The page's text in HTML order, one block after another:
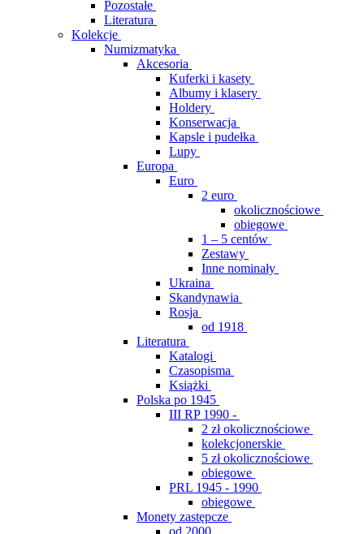
Pozostałe
Literatura
Kolekcje
Numizmatyka
Akcesoria
Kuferki i kasety
Albumy i klasery
Holdery
Konserwacja
Kapsle i pudełka
Lupy
Europa
Euro
2 euro
okolicznościowe
obiegowe
1 – 5 centów
Zestawy
Inne nominały
Ukraina
Skandynawia
Rosja
od 1918
Literatura
Katalogi
Czasopisma
Książki
Polska po 1945
III RP 1990 -
2 zł okolicznościowe
kolekcjonerskie
5 zł okolicznościowe
obiegowe
PRL 1945 - 1990
obiegowe
Monety zastępcze
od 2000